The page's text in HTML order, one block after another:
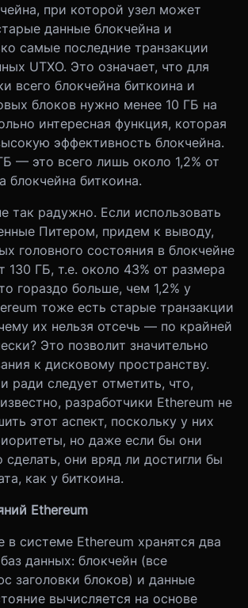
при которой узел может
данные блокчейна и
самые последние транзакции
UTXO. Это означает, что для
всего блокчейна биткоина и
блоков нужно менее 10 ГБ на
интересная функция, которая
эффективность блокчейна.
— это всего лишь около 1,2% от
блокчейна биткоина.
так радужно. Если использовать
Питером, придем к выводу,
головного состояния в блокчейне
130 ГБ, т.е. около 43% от размера
гораздо больше, чем 1,2% у
тоже есть старые транзакции
их нельзя отсечь — по крайней
Это позволит значительно
к дисковому пространству.
ради следует отметить, что,
разработчики Ethereum не
этот аспект, поскольку у них
но даже если бы они
сделать, они вряд ли достигли бы
как у биткоина.
Ethereum
системе Ethereum хранятся два
данных: блокчейн (все
заголовки блоков) и данные
вычисляется на основе